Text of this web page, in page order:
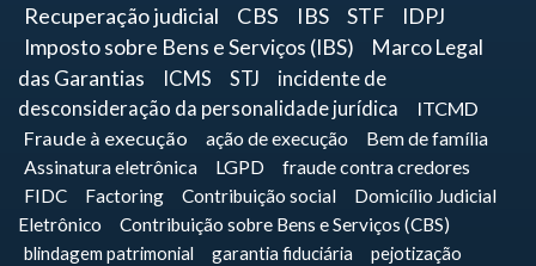
Recuperação judicial CBS IBS STF
IDPJ
Imposto sobre Bens e Serviços (IBS)
Marco Legal
das Garantias
ICMS STJ
incidente de
desconsideração da personalidade jurídica
ITCMD
Fraude à execução
ação de execução
Bem de família
Assinatura eletrônica
LGPD fraude contra credores
FIDC Factoring Contribuição social
Domicílio Judicial
Eletrônico
Contribuição sobre Bens e Serviços (CBS)
blindagem patrimonial
garantia fiduciária
pejotização